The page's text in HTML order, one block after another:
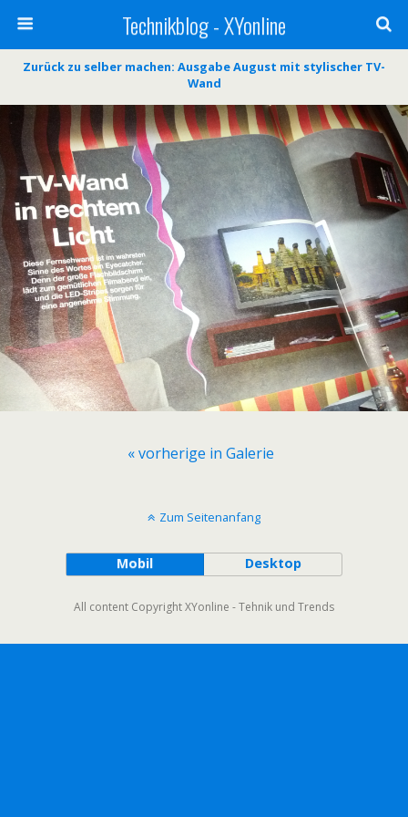
Technikblog - XYonline
Zurück zu selber machen: Ausgabe August mit stylischer TV-
Wand
« vorherige in Galerie
Zum Seitenanfang
Mobil Desktop
All content Copyright XYonline - Tehnik und Trends